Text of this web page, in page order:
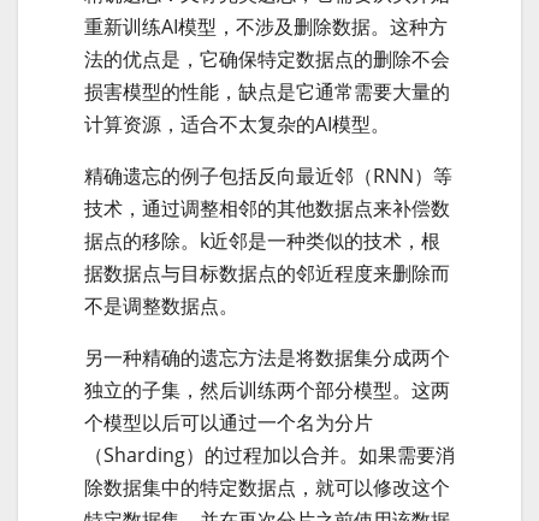
重新训练AI模型，不涉及删除数据。这种方
法的优点是，它确保特定数据点的删除不会
损害模型的性能，缺点是它通常需要大量的
计算资源，适合不太复杂的AI模型。
精确遗忘的例子包括反向最近邻（RNN）等
技术，通过调整相邻的其他数据点来补偿数
据点的移除。k近邻是一种类似的技术，根
据数据点与目标数据点的邻近程度来删除而
不是调整数据点。
另一种精确的遗忘方法是将数据集分成两个
独立的子集，然后训练两个部分模型。这两
个模型以后可以通过一个名为分片
（Sharding）的过程加以合并。如果需要消
除数据集中的特定数据点，就可以修改这个